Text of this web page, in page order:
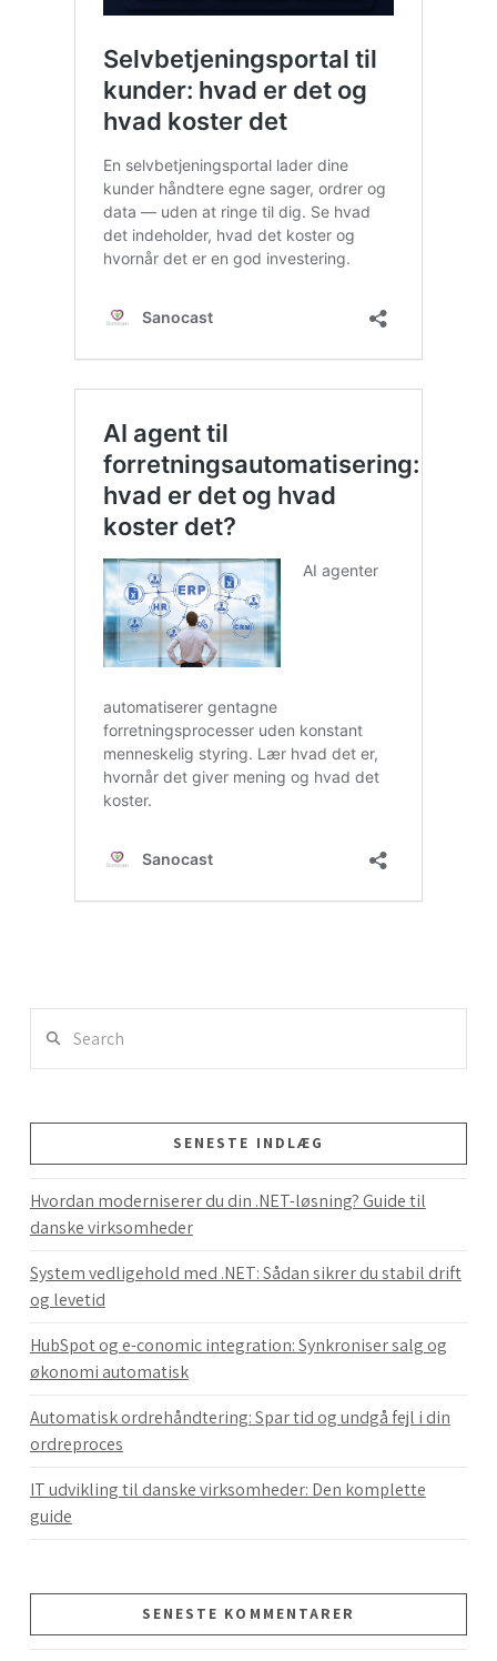
SENESTE INDLÆG
Hvordan moderniserer du din .NET-løsning? Guide til
danske virksomheder
System vedligehold med .NET: Sådan sikrer du stabil drift
og levetid
HubSpot og e-conomic integration: Synkroniser salg og
økonomi automatisk
Automatisk ordrehåndtering: Spar tid og undgå fejl i din
ordreproces
IT udvikling til danske virksomheder: Den komplette
guide
SENESTE KOMMENTARER